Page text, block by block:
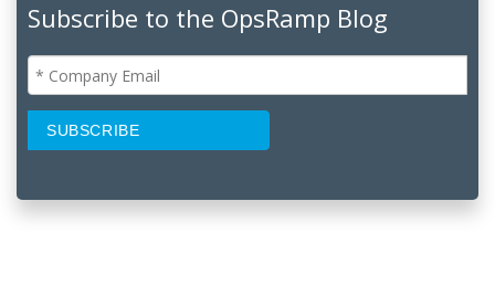
Subscribe to the OpsRamp Blog